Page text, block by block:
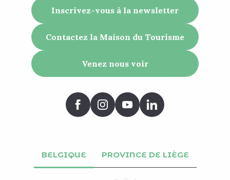
Inscrivez-vous à la newsletter
Contactez la Maison du Tourisme
Venez nous voir
BELGIQUE PROVINCE DE LIÈGE